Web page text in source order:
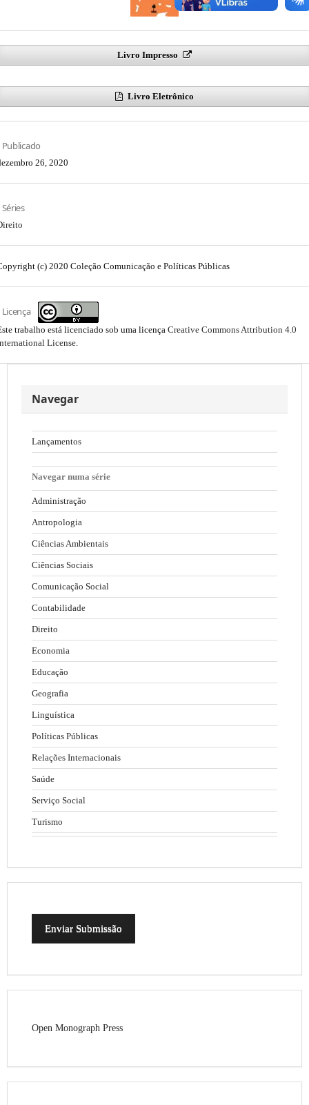
Livro Impresso
Livro Eletrônico
Publicado
26, 2020
Séries
(c) 2020 Coleção Comunicação e Políticas Públicas
Licença
trabalho está licenciado sob uma licença Creative Commons Attribution 4.0
License.
Navegar
Lançamentos
Navegar numa série
Administração
Antropologia
Ciências Ambientais
Ciências Sociais
Comunicação Social
Contabilidade
Direito
Economia
Educação
Geografia
Linguística
Políticas Públicas
Relações Internacionais
Saúde
Serviço Social
Turismo
Enviar Submissão
Open Monograph Press